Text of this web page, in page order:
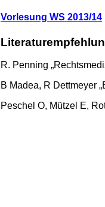
Vorlesung WS 2013/14
R. Penning
B Madea, R Dettmeyer
Peschel O, Mützel E,